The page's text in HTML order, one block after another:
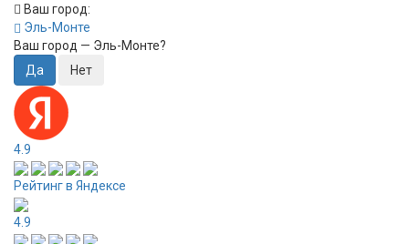
Ваш город:
Эль-Монте
Ваш город — Эль-Монте?
4.9
Рейтинг в Яндексе
4.9